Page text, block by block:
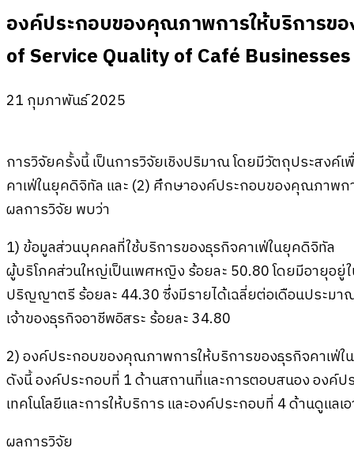
องค์ประกอบของคุณภาพการให้บริการข
of Service Quality of Café
21 กุมภาพันธ์ 2025
การวิจัยครั้งนี้ เป็นการวิจัยเชิงปริมาณ โดยมีวัตถุประสง
คาเฟ่ในยุคดิจิทัล และ (2) ศึกษาองค์ประกอบของคุณภาพก
ผลการวิจัย พบว่า
1) ข้อมูลส่วนบุคคลที่ใช้บริการของธุรกิจคาเฟ่ในยุคดิจิทัล
ผู้บริโภคส่วนใหญ่เป็นเพศหญิง ร้อยละ 50.80 โดยมีอายุอ
ปริญญาตรี ร้อยละ 44.30 ซึ่งมีรายได้เฉลี่ยต่อเดือนประม
เจ้าของธุรกิจอาชีพอิสระ ร้อยละ 34.80
2) องค์ประกอบของคุณภาพการให้บริการของธุรกิจคาเฟ่
ดังนี้ องค์ประกอบที่ 1 ด้านสถานที่และการตอบสนอง องค์
เทคโนโลยีและการให้บริการ และองค์ประกอบที่ 4 ด้านดูแลเอ
ผลการวิจัย